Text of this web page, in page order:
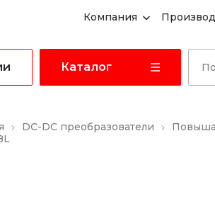
Компания
Каталог
DC-DC преобразователи